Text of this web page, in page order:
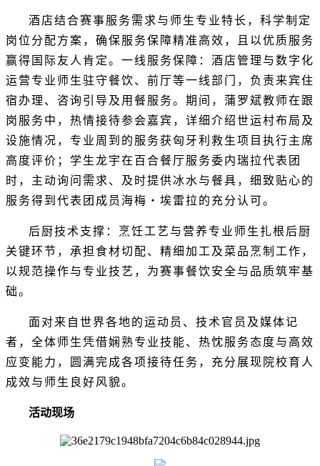
酒店结合赛事服务需求与师生专业特长，科学制定
岗位分配方案，确保服务保障精准高效，且以优质服务
赢得国际友人肯定。 一线服务保障：酒店管理与数字化
运营专业师生驻守餐饮、前厅等一线部门，负责来宾住
宿办理、咨询引导及用餐服务。期间，蒲罗斌教师在跟
岗服务中，热情接待参会嘉宾，详细介绍世运村布局及
设施情况，专业周到的服务获匈牙利救生项目执行主席
高度评价；学生龙宇在百合餐厅服务委内瑞拉代表团
时，主动询问需求、及时提供冰水与餐具，细致贴心的
服务得到代表团成员海梅・埃雷拉的充分认可。
后厨技术支撑：烹饪工艺与营养专业师生扎根后厨
关键环节，承担食材切配、精细加工及菜品烹制工作，
以规范操作与专业技艺，为赛事餐饮安全与品质筑牢基
础。
面对来自世界各地的运动员、技术官员及媒体记
者，全体师生凭借娴熟专业技能、热忱服务态度与高效
应变能力，圆满完成各项接待任务，充分展现院校育人
成效与师生良好风貌。
活动现场